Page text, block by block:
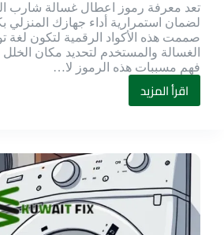
تعد معرفة رموز اعطال غسالة شارب
لضمان استمرارية أداء جهازك المنزلي
صممت هذه الأكواد الرقمية لتكون لغة
الغسالة والمستخدم لتحديد مكان
فهم مسببات هذه الرموز لا…
اقرأ المزيد